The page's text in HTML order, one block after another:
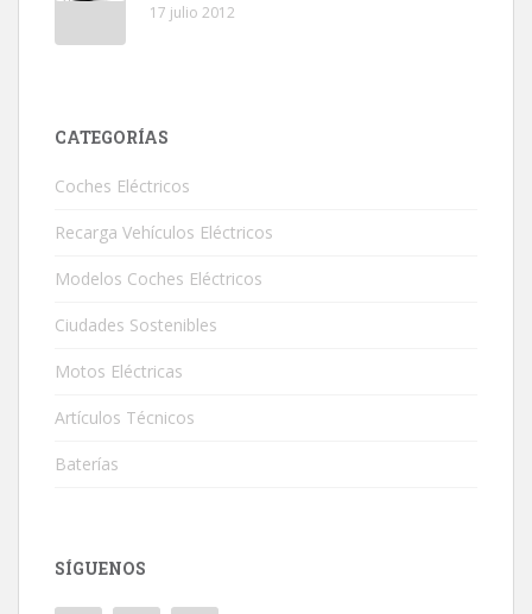
17 julio 2012
CATEGORÍAS
Coches Eléctricos
Recarga Vehículos Eléctricos
Modelos Coches Eléctricos
Ciudades Sostenibles
Motos Eléctricas
Artículos Técnicos
Baterías
SÍGUENOS